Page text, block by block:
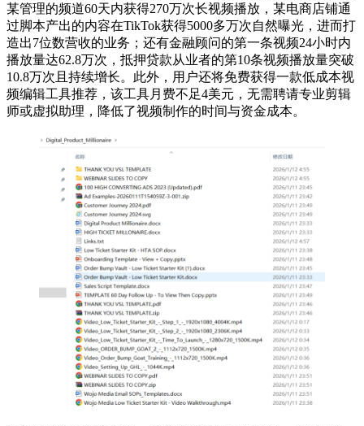
某管理的频道60天内获得270万次长视频播放，某电商店铺通
过脚本产出的内容在TikTok获得5000多万次自然曝光，进而打
造出7位数营收的业务；还有金融顾问的第一条视频24小时内
播放量达62.8万次，抵押贷款从业者的第10条视频播放量突破
10.8万次且持续增长。此外，用户还将免费获得一款低成本视
频编辑工具推荐，该工具月费不足4美元，无需聘请专业剪辑
师或虚拟助理，降低了视频制作的时间与资金成本。